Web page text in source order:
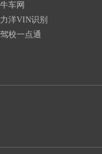
牛车网
力洋VIN识别
驾校一点通